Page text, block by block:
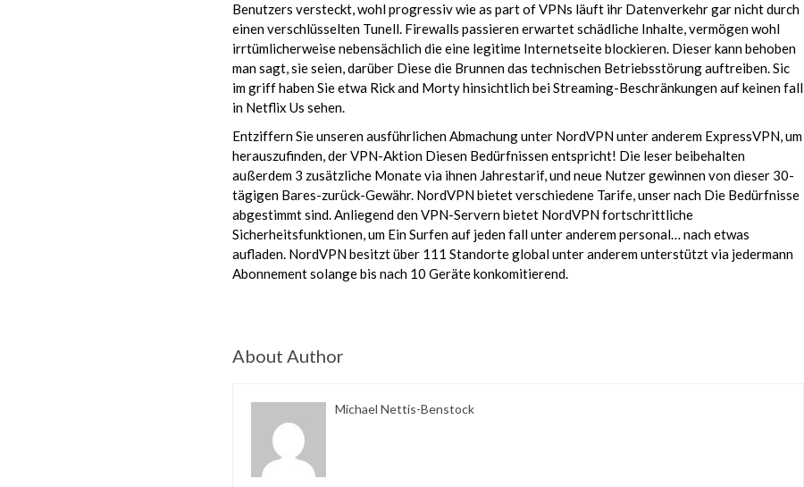
Benutzers versteckt, wohl progressiv wie as part of VPNs läuft ihr Datenverkehr gar nicht durch
einen verschlüsselten Tunell. Firewalls passieren erwartet schädliche Inhalte, vermögen wohl
irrtümlicherweise nebensächlich die eine legitime Internetseite blockieren. Dieser kann behoben
man sagt, sie seien, darüber Diese die Brunnen das technischen Betriebsstörung auftreiben. Sic
im griff haben Sie etwa Rick and Morty hinsichtlich bei Streaming-Beschränkungen auf keinen fall
in Netflix Us sehen.
Entziffern Sie unseren ausführlichen Abmachung unter NordVPN unter anderem ExpressVPN, um
herauszufinden, der VPN-Aktion Diesen Bedürfnissen entspricht! Die leser beibehalten
außerdem 3 zusätzliche Monate via ihnen Jahrestarif, und neue Nutzer gewinnen von dieser 30-
tägigen Bares-zurück-Gewähr. NordVPN bietet verschiedene Tarife, unser nach Die Bedürfnisse
abgestimmt sind. Anliegend den VPN-Servern bietet NordVPN fortschrittliche
Sicherheitsfunktionen, um Ein Surfen auf jeden fall unter anderem personal… nach etwas
aufladen. NordVPN besitzt über 111 Standorte global unter anderem unterstützt via jedermann
Abonnement solange bis nach 10 Geräte konkomitierend.
About Author
Michael Nettis-Benstock